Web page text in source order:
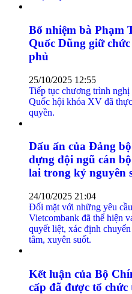
Bổ nhiệm bà Phạm
Quốc Dũng giữ
phủ
25/10/2025 12:55
Tiếp tục chương trình
Quốc hội khóa XV đã
quyền.
Dấu ấn của Đảng
dựng đội ngũ cán
lai trong kỷ nguyên
24/10/2025 21:04
Đối mặt với những yêu
Vietcombank đã thể hiện
quyết liệt, xác định
tâm, xuyên suốt.
Kết luận của Bộ
cấp đã được tổ chức